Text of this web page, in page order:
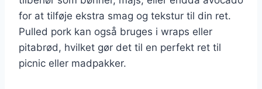
for at tilføje ekstra smag og tekstur til din ret.
Pulled pork kan også bruges i wraps eller
pitabrød, hvilket gør det til en perfekt ret til
picnic eller madpakker.